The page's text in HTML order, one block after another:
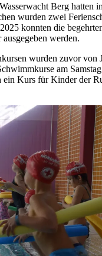
Berg hatten
wurden zwei
konnten die
werden.
wurden zuvor von
am
ein Kurs für Kinder der